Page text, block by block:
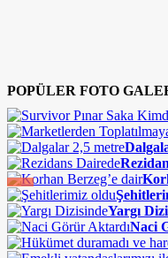
POPÜLER FOTO
Yargı
Naci